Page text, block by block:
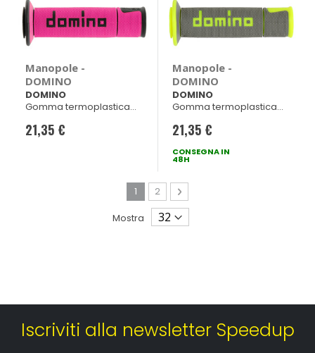
Manopole -
DOMINO
DOMINO
Gomma termoplastica
Fuxia/nero 120/125mm
21,35 €
Manopole -
DOMINO
DOMINO
Gomma termoplastica
Grigio/fluo 120/125mm
21,35 €
CONSEGNA IN
48H
Pagina
Attualmente stai leggendo la pagina
1 Pagina
2 Pagina
Avanti
Mostra
Iscriviti alla newsletter Speedup